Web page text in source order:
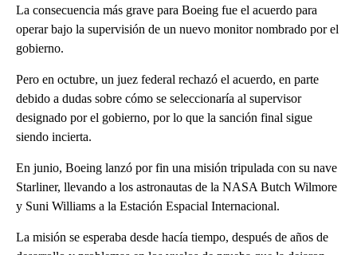
La consecuencia más grave para Boeing fue el acuerdo para
operar bajo la supervisión de un nuevo monitor nombrado por el
gobierno.
Pero en octubre, un juez federal rechazó el acuerdo, en parte
debido a dudas sobre cómo se seleccionaría al supervisor
designado por el gobierno, por lo que la sanción final sigue
siendo incierta.
En junio, Boeing lanzó por fin una misión tripulada con su nave
Starliner, llevando a los astronautas de la NASA Butch Wilmore
y Suni Williams a la Estación Espacial Internacional.
La misión se esperaba desde hacía tiempo, después de años de